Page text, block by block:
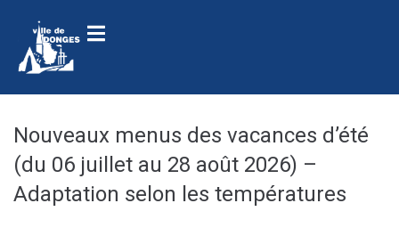
Nouveaux menus des vacances d’été
(du 06 juillet au 28 août 2026) –
Adaptation selon les températures